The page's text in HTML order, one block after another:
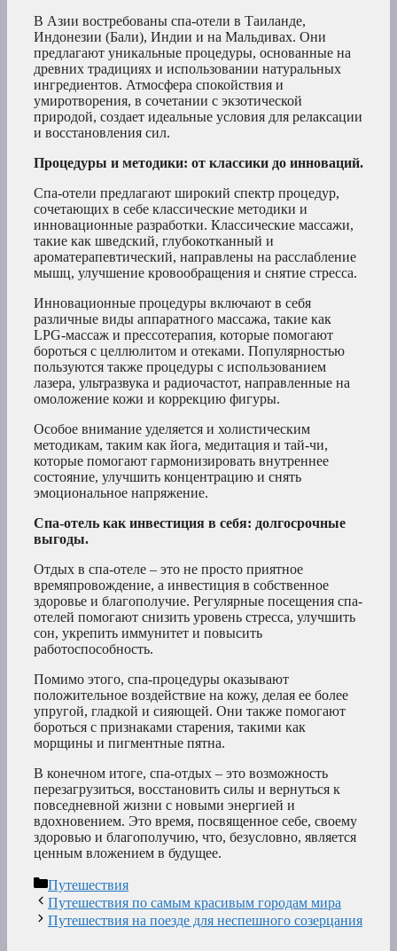
В Азии востребованы спа-отели в Таиланде,
Индонезии (Бали), Индии и на Мальдивах. Они
предлагают уникальные процедуры, основанные на
древних традициях и использовании натуральных
ингредиентов. Атмосфера спокойствия и
умиротворения, в сочетании с экзотической
природой, создает идеальные условия для релаксации
и восстановления сил.
Процедуры и методики: от классики до инноваций.
Спа-отели предлагают широкий спектр процедур,
сочетающих в себе классические методики и
инновационные разработки. Классические массажи,
такие как шведский, глубокотканный и
ароматерапевтический, направлены на расслабление
мышц, улучшение кровообращения и снятие стресса.
Инновационные процедуры включают в себя
различные виды аппаратного массажа, такие как
LPG-массаж и прессотерапия, которые помогают
бороться с целлюлитом и отеками. Популярностью
пользуются также процедуры с использованием
лазера, ультразвука и радиочастот, направленные на
омоложение кожи и коррекцию фигуры.
Особое внимание уделяется и холистическим
методикам, таким как йога, медитация и тай-чи,
которые помогают гармонизировать внутреннее
состояние, улучшить концентрацию и снять
эмоциональное напряжение.
Спа-отель как инвестиция в себя: долгосрочные
выгоды.
Отдых в спа-отеле – это не просто приятное
времяпровождение, а инвестиция в собственное
здоровье и благополучие. Регулярные посещения спа-
отелей помогают снизить уровень стресса, улучшить
сон, укрепить иммунитет и повысить
работоспособность.
Помимо этого, спа-процедуры оказывают
положительное воздействие на кожу, делая ее более
упругой, гладкой и сияющей. Они также помогают
бороться с признаками старения, такими как
морщины и пигментные пятна.
В конечном итоге, спа-отдых – это возможность
перезагрузиться, восстановить силы и вернуться к
повседневной жизни с новыми энергией и
вдохновением. Это время, посвященное себе, своему
здоровью и благополучию, что, безусловно, является
ценным вложением в будущее.
Рубрики
Путешествия
Путешествия по самым красивым городам мира
Путешествия на поезде для неспешного созерцания